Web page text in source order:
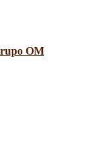
OM